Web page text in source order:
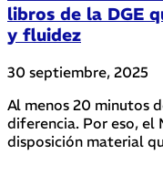
libros de la DGE
y fluidez
30 septiembre, 2025
Al menos 20 minutos
diferencia. Por eso, el
disposición material